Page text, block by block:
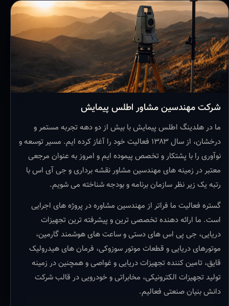
شرکت مهندسین مشاور اطلس پیمایش
ما در هلدینگ اطلس پیمایش با بیش از دو دهه تجربه مستمر و
درخشان، از سال ۱۳۸۳ فعالیت خود را آغاز کرده ایم. مسیر توسعه و
نوآوری را با پشتکار و تخصص پیموده ایم و امروز به عنوان مرجعی
معتبر در زمینه های مهندسین مشاور نقشه برداری و جی آی اس با
رتبه یک زیر نظر سازمان برنامه و بودجه شناخته می شویم.
گستره فعالیت ما فراتر از مهندسین مشاوره در پروژه های اجرایی
است. ما ارائه دهنده تخصصی ترین و پیشرفته ترین تجهیزات
دریایی، جی پی اس های دستی و ساعت های هوشمند گارمین،
موتورهای دریایی و قطعات موتور سوزوکی، فرمان های هیدرولیک
قایق، تامین کننده تجهیزات دریایی و غواصی و همچنین در زمینه
تولید تجهیزات الکترونیکی، مخابراتی و خودرویی در قالب شرکت
دانش بنیان صنعتی فعالیم.